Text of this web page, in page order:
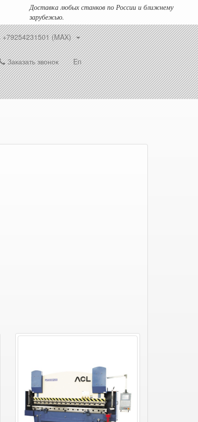
Доставка любых станков по России и ближнему
зарубежью.
+79254231501 (MAX)
Заказать звонок En